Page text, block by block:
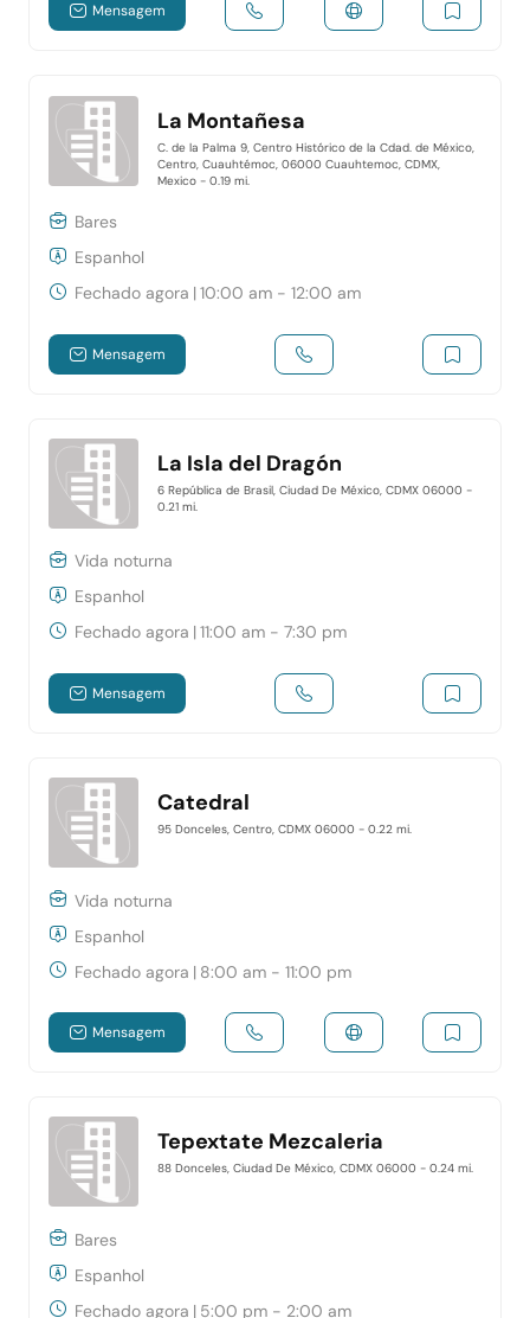
Mensagem
La Montañesa
C. de la Palma 9, Centro Histórico de la Cdad. de México,
Centro, Cuauhtémoc, 06000 Cuauhtemoc, CDMX,
Mexico - 0.19 mi.
Bares
Espanhol
Fechado agora |10:00 am - 12:00 am
Mensagem
La Isla del Dragón
6 República de Brasil, Ciudad De México, CDMX 06000 -
0.21 mi.
Vida noturna
Espanhol
Fechado agora |11:00 am - 7:30 pm
Mensagem
Catedral
95 Donceles, Centro, CDMX 06000 - 0.22 mi.
Vida noturna
Espanhol
Fechado agora | 8:00 am - 11:00 pm
Mensagem
Tepextate Mezcaleria
88 Donceles, Ciudad De México, CDMX 06000 - 0.24 mi.
Bares
Espanhol
Fechado agora | 5:00 pm - 2:00 am